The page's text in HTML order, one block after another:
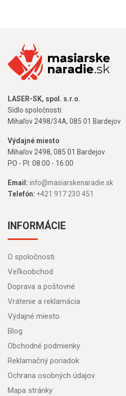
LASER-SK, spol. s.r.o.
Sídlo spoločnosti:
Mihaľov 2498/34A, 085 01 Bardejov
Výdajné miesto
Mihaľov 2498, 085 01 Bardejov
PO - PI: 08:00 - 16:00
Email: info@masiarskenaradie.sk
Telefón: +421 917 230 451
INFORMÁCIE
O spoločnosti
Veľkoobchod
Doprava a poštovné
Vrátenie a reklamácia
Výdajné miesto
Blog
Obchodné podmienky
Reklamačný poriadok
Ochrana osobných údajov
Mapa stránky